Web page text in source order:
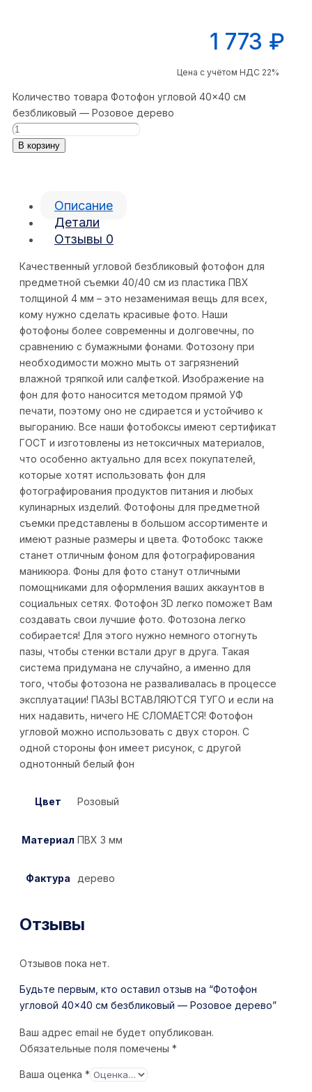
1 773 ₽
Цена с учётом НДС 22%
Количество товара Фотофон угловой 40×40 см
безбликовый — Розовое дерево
В корзину
Описание
Детали
Отзывы 0
Качественный угловой безбликовый фотофон для
предметной съемки 40/40 см из пластика ПВХ
толщиной 4 мм – это незаменимая вещь для всех,
кому нужно сделать красивые фото. Наши
фотофоны более современны и долговечны, по
сравнению с бумажными фонами. Фотозону при
необходимости можно мыть от загрязнений
влажной тряпкой или салфеткой. Изображение на
фон для фото наносится методом прямой УФ
печати, поэтому оно не сдирается и устойчиво к
выгоранию. Все наши фотобоксы имеют сертификат
ГОСТ и изготовлены из нетоксичных материалов,
что особенно актуально для всех покупателей,
которые хотят использовать фон для
фотографирования продуктов питания и любых
кулинарных изделий. Фотофоны для предметной
съемки представлены в большом ассортименте и
имеют разные размеры и цвета. Фотобокс также
станет отличным фоном для фотографирования
маникюра. Фоны для фото станут отличными
помощниками для оформления ваших аккаунтов в
социальных сетях. Фотофон 3D легко поможет Вам
создавать свои лучшие фото. Фотозона легко
собирается! Для этого нужно немного отогнуть
пазы, чтобы стенки встали друг в друга. Такая
система придумана не случайно, а именно для
того, чтобы фотозона не разваливалась в процессе
эксплуатации! ПАЗЫ ВСТАВЛЯЮТСЯ ТУГО и если на
них надавить, ничего НЕ СЛОМАЕТСЯ! Фотофон
угловой можно использовать с двух сторон. С
одной стороны фон имеет рисунок, с другой
однотонный белый фон
Цвет Розовый
Материал ПВХ 3 мм
Фактура дерево
Отзывы
Отзывов пока нет.
Будьте первым, кто оставил отзыв на “Фотофон
угловой 40×40 см безбликовый — Розовое дерево”
Ваш адрес email не будет опубликован.
Обязательные поля помечены *
Ваша оценка *